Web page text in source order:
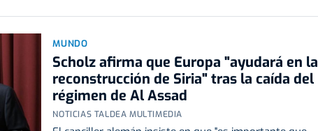
MUNDO
Scholz afirma que Europa "ayudará en la
reconstrucción de Siria" tras la caída del
régimen de Al Assad
NOTICIAS TALDEA MULTIMEDIA